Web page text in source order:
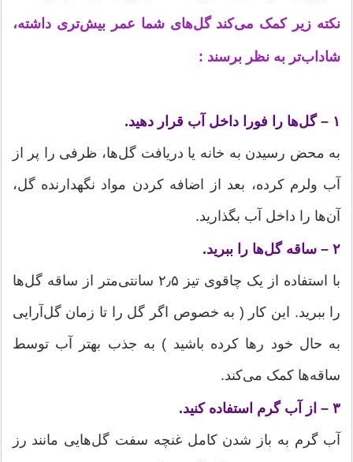
نکته زیر کمک می‌کند گل‌های شما عمر بیش‌تری داشته،
شاداب‌تر به نظر برسند :
۱ – گل‌ها را فورا داخل آب قرار دهید.
به محض رسیدن به خانه یا دریافت گل‌ها، ظرفی را پر از
آب ولرم کرده، بعد از اضافه کردن مواد نگهدارنده گل،
آن‌ها را داخل آب بگذارید.
۲ – ساقه گل‌ها را ببرید.
با استفاده از یک چاقوی تیز ۲٫۵ سانتی‌متر از ساقه گل‌ها
را ببرید. این کار ( به خصوص اگر گل را تا زمان گل‌آرایی
به حال خود رها کرده باشید ) به جذب بهتر آب توسط
ساقه‌ها کمک می‌کند.
۳ – از آب گرم استفاده کنید.
آب گرم به باز شدن کامل غنچه سفت گل‌هایی مانند رز